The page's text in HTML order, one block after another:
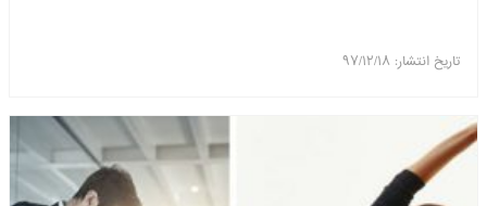
تاریخ انتشار: ۹۷/۱۲/۱۸